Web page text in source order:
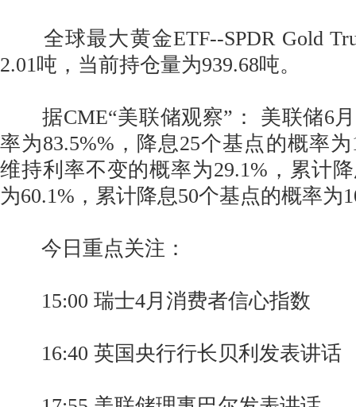
全球最大黄金ETF--SPDR Gold
2.01吨，当前持仓量为939.68吨。
据CME“美联储观察”： 美联储6月
率为83.5%%，降息25个基点的概率
维持利率不变的概率为29.1%，累计
为60.1%，累计降息50个基点的概率为
今日重点关注：
15:00 瑞士4月消费者信心指数
16:40 英国央行行长贝利发表讲话